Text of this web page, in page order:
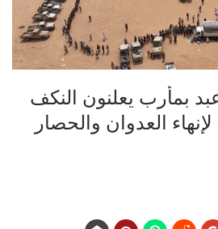
بمأرب يعلنون النكف
العدوان والحصار